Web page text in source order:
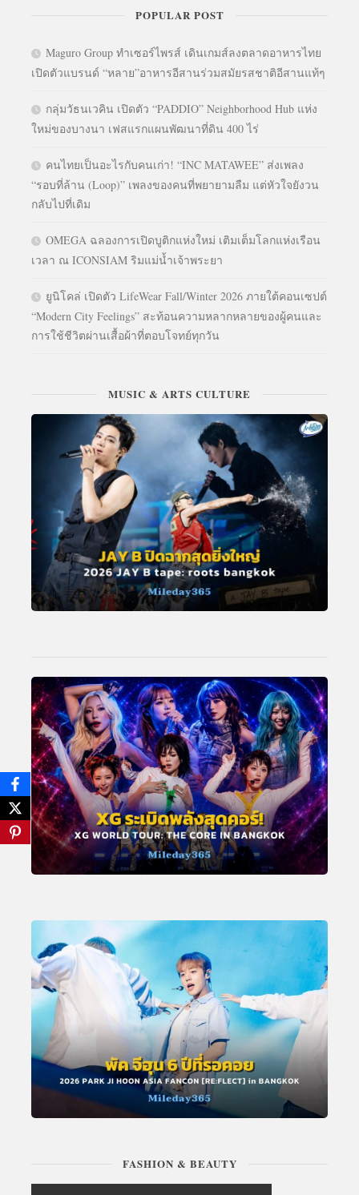
POPULAR POST
Maguro Group ทำเซอร์ไพรส์ เดินเกมส์ลงตลาดอาหารไทย
เปิดตัวแบรนด์ “หลาย”อาหารอีสานร่วมสมัยรสชาติอีสานแท้ๆ
กลุ่มวัธนเวคิน เปิดตัว “PADDIO” Neighborhood Hub แห่ง
ใหม่ของบางนา เฟสแรกแผนพัฒนาที่ดิน 400 ไร่
คนไทยเป็นอะไรกับคนเก่า! “INC MATAWEE” ส่งเพลง
“รอบที่ล้าน (Loop)” เพลงของคนที่พยายามลืม แต่หัวใจยังวน
กลับไปที่เดิม
OMEGA ฉลองการเปิดบูติกแห่งใหม่ เติมเต็มโลกแห่งเรือน
เวลา ณ ICONSIAM ริมแม่น้ำเจ้าพระยา
ยูนิโคล่ เปิดตัว LifeWear Fall/Winter 2026 ภายใต้คอนเซปต์
“Modern City Feelings” สะท้อนความหลากหลายของผู้คนและ
การใช้ชีวิตผ่านเสื้อผ้าที่ตอบโจทย์ทุกวัน
MUSIC & ARTS CULTURE
FASHION & BEAUTY